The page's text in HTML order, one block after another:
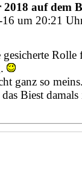
auf dem
16 um 20:21
Rolle
ganz so
Biest